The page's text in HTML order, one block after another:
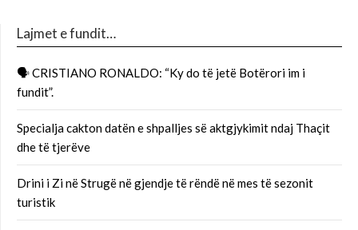
Lajmet e fundit…
🗣 CRISTIANO RONALDO: “Ky do të jetë Botërori im i
fundit”.
Specialja cakton datën e shpalljes së aktgjykimit ndaj Thaçit
dhe të tjerëve
Drini i Zi në Strugë në gjendje të rëndë në mes të sezonit
turistik